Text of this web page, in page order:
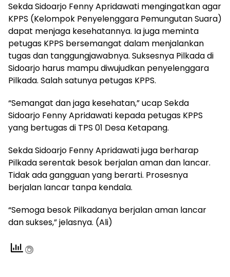
Sekda Sidoarjo Fenny Apridawati mengingatkan agar
KPPS (Kelompok Penyelenggara Pemungutan Suara)
dapat menjaga kesehatannya. Ia juga meminta
petugas KPPS bersemangat dalam menjalankan
tugas dan tanggungjawabnya. Suksesnya Pilkada di
Sidoarjo harus mampu diwujudkan penyelenggara
Pilkada. Salah satunya petugas KPPS.
“Semangat dan jaga kesehatan,” ucap Sekda
Sidoarjo Fenny Apridawati kepada petugas KPPS
yang bertugas di TPS 01 Desa Ketapang.
Sekda Sidoarjo Fenny Apridawati juga berharap
Pilkada serentak besok berjalan aman dan lancar.
Tidak ada gangguan yang berarti. Prosesnya
berjalan lancar tanpa kendala.
“Semoga besok Pilkadanya berjalan aman lancar
dan sukses,” jelasnya. (Ali)